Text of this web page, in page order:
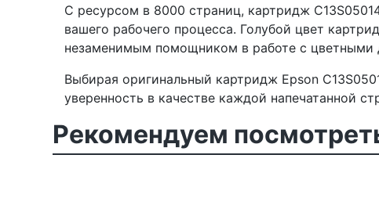
С ресурсом в 8000 страниц, картридж
вашего рабочего процесса. Голубой цвет
незаменимым помощником в работе с цветными
Выбирая оригинальный картридж Epson
уверенность в качестве каждой напечатанной
Рекомендуем